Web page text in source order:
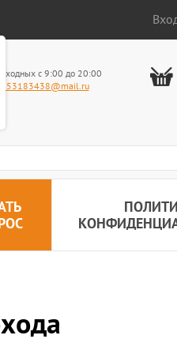
с 9:00 до 20:00